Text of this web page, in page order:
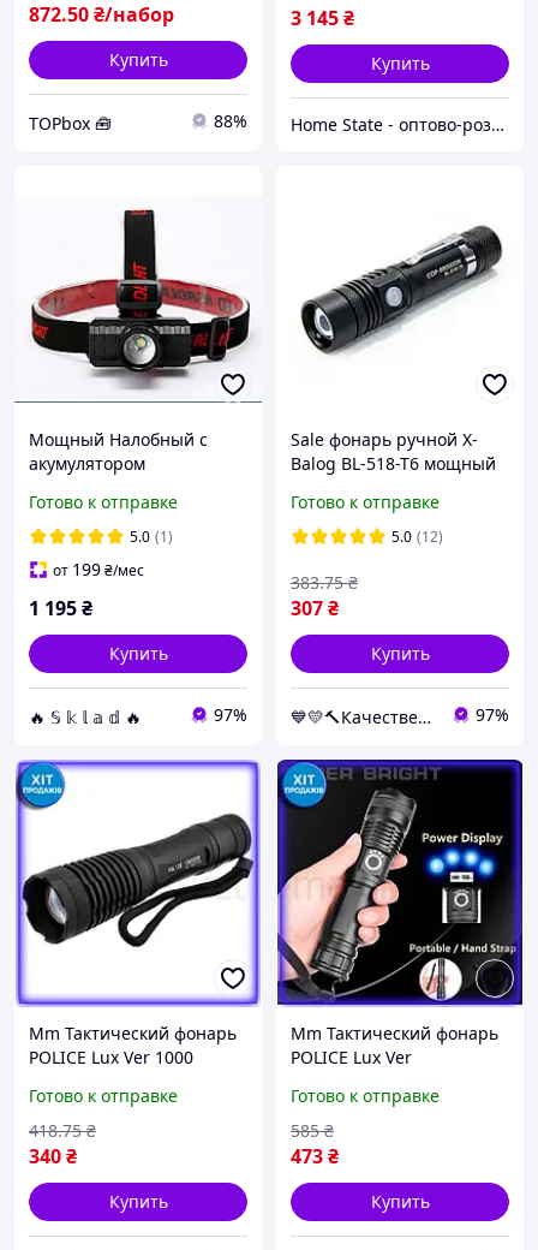
охоты
872.50₴/набор
Купить
TOPbox 🧰 88%
3 145₴
Купить
Home State - оптово-роздрібний інтернет магазин
Мощный Налобный с
акумулятором
Фонарь для Охоты
рыбалки велосипедный
kx-1806
Готово к отправке
5.0 (1)
от 199₴/мес
1 195₴
Купить
🔥 𝕊 𝕜 𝕝 𝕒 𝕕 🔥 97%
Sale фонарь ручной X-
Balog BL-518-T6 мощный
тактический фонарик на
батарейках.
Готово к отправке
5.0 (12)
307₴
383.75 ₴
Купить
💙💛🔨Качественный товар с доставкой по Украине🎁％🚚 ⤵ 97%
Mm Тактический фонарь
POLICE Lux Ver 1000
для охоты и активного
отдыха светодиодн
Maxi7\Q
Готово к отправке
340₴
418.75 ₴
Купить
Mm Тактический фонарь
POLICE Lux Ver
USB мощный фонарик
для охоты и туризма
свето Maxi7\Q
Готово к отправке
473₴
585 ₴
Купить